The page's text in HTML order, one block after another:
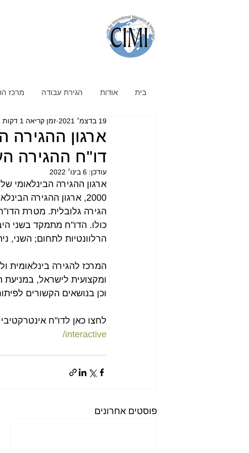
בית אודות הגירת עבודה מרכז
דו"ח ההגירה
19 בדצמ׳ 2021 זמן קריאה 1 דקות
עודכן: 6 בינו׳ 2022
2000, ארגון ההגירה
כולו. הדו"ח מתמקד בשני
הרלוונטיות לתחום; השני,
ומקצועית לישראל, במניעת
וכן בנושאים הקשורים
לחצו כאן לדו"ח
interactive/
פוסטים אחרונים